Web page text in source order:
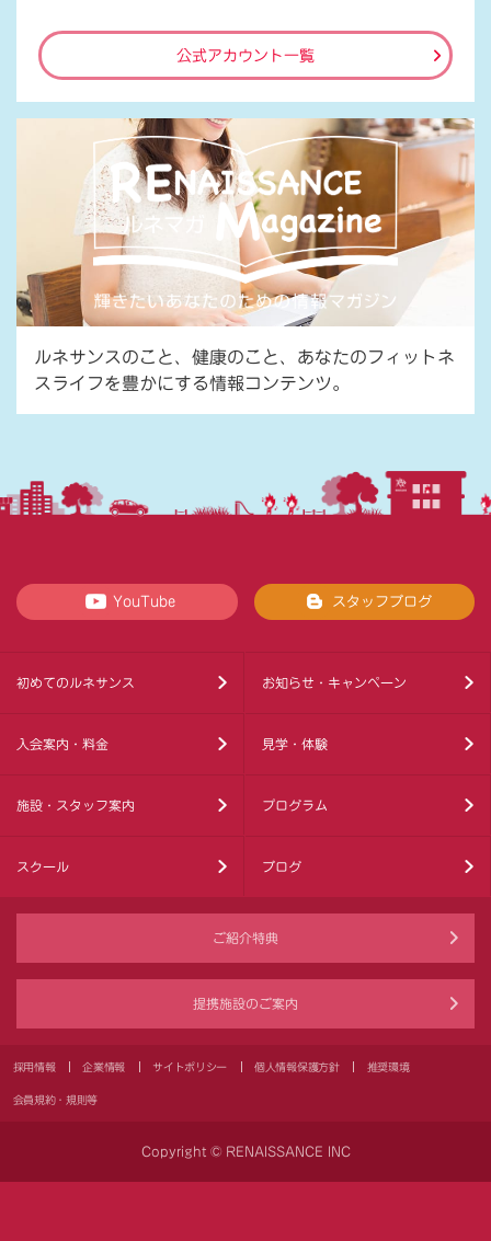
公式アカウント一覧
ルネサンスのこと、健康のこと、あなたのフィットネ
スライフを豊かにする情報コンテンツ。
YouTube スタッフブログ
初めてのルネサンス お知らせ・キャンペーン
入会案内・料金 見学・体験
施設・スタッフ案内 プログラム
スクール ブログ
ご紹介特典
提携施設のご案内
採用情報 企業情報 サイトポリシー 個人情報保護方針 推奨環境
会員規約・規則等
Copyright © RENAISSANCE INC